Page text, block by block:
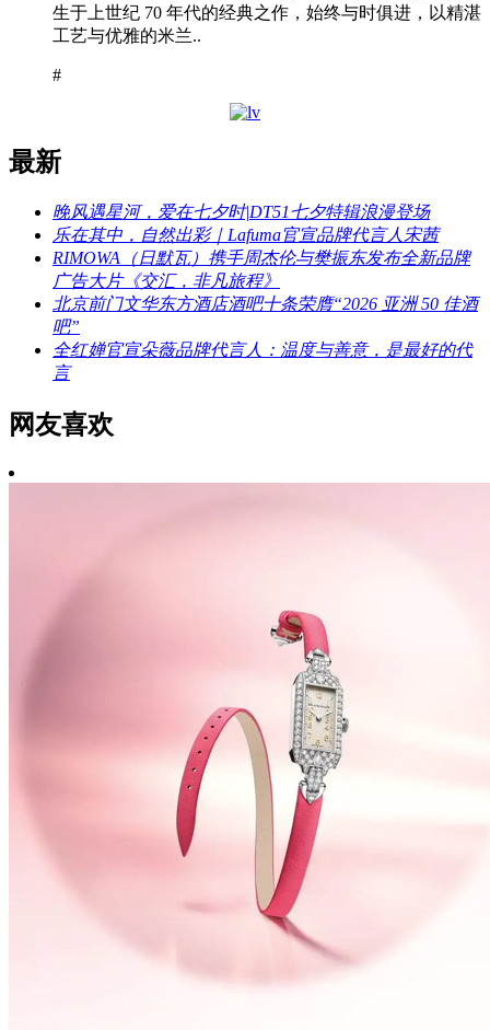
生于上世纪 70 年代的经典之作，始终与时俱进，以精湛
工艺与优雅的米兰..
#
最新
晚风遇星河，爱在七夕时|DT51七夕特辑浪漫登场
乐在其中，自然出彩｜Lafuma官宣品牌代言人宋茜
RIMOWA（日默瓦）携手周杰伦与樊振东发布全新品牌
广告大片《交汇，非凡旅程》
北京前门文华东方酒店酒吧十条荣膺“2026 亚洲 50 佳酒
吧”
全红婵官宣朵薇品牌代言人：温度与善意，是最好的代
言
网友喜欢